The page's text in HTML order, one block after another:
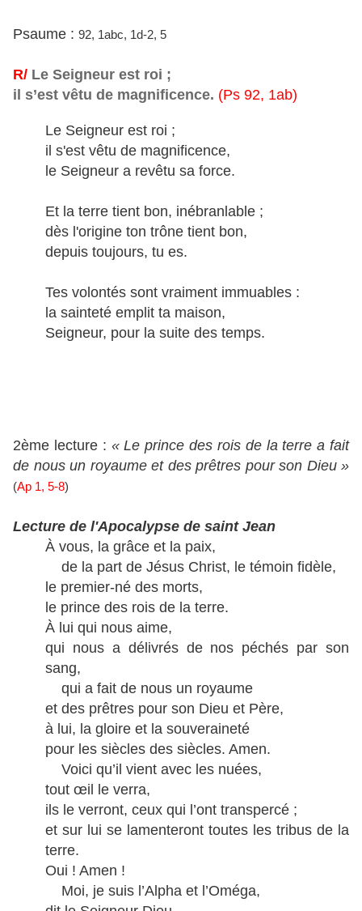
Psaume : 92, 1abc, 1d-2, 5
R/ Le Seigneur est roi ;
il s’est vêtu de magnificence. (Ps 92, 1ab)
Le Seigneur est roi ;
il s'est vêtu de magnificence,
le Seigneur a revêtu sa force.
Et la terre tient bon, inébranlable ;
dès l'origine ton trône tient bon,
depuis toujours, tu es.
Tes volontés sont vraiment immuables :
la sainteté emplit ta maison,
Seigneur, pour la suite des temps.
2ème lecture : « Le prince des rois de la terre a fait
de nous un royaume et des prêtres pour son Dieu »
(Ap 1, 5-8)
Lecture de l'Apocalypse de saint Jean
À vous, la grâce et la paix,
de la part de Jésus Christ, le témoin fidèle,
le premier-né des morts,
le prince des rois de la terre.
À lui qui nous aime,
qui nous a délivrés de nos péchés par son
sang,
qui a fait de nous un royaume
et des prêtres pour son Dieu et Père,
à lui, la gloire et la souveraineté
pour les siècles des siècles. Amen.
Voici qu’il vient avec les nuées,
tout œil le verra,
ils le verront, ceux qui l’ont transpercé ;
et sur lui se lamenteront toutes les tribus de la
terre.
Oui ! Amen !
Moi, je suis l’Alpha et l’Oméga,